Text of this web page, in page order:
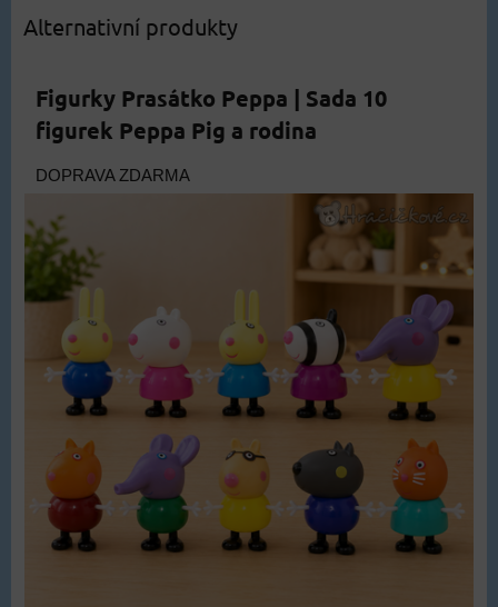
Alternativní produkty
Figurky Prasátko Peppa | Sada 10
figurek Peppa Pig a rodina
DOPRAVA ZDARMA